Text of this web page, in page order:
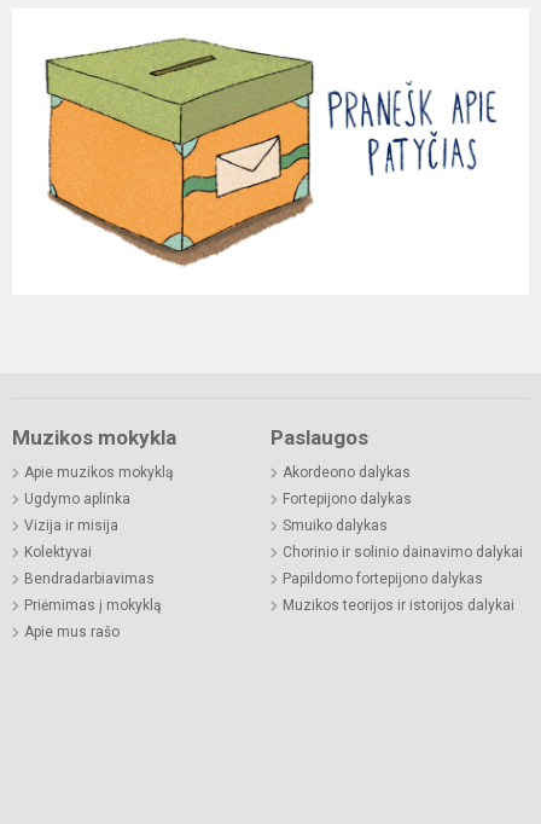
Muzikos mokykla
Apie muzikos mokyklą
Ugdymo aplinka
Vizija ir misija
Kolektyvai
Bendradarbiavimas
Priėmimas į mokyklą
Apie mus rašo
Paslaugos
Akordeono dalykas
Fortepijono dalykas
Smuiko dalykas
Chorinio ir solinio dainavimo dalykai
Papildomo fortepijono dalykas
Muzikos teorijos ir istorijos dalykai